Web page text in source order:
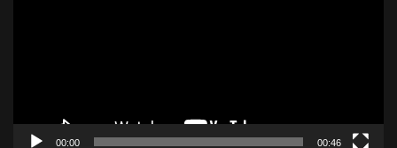
00:00 00:46